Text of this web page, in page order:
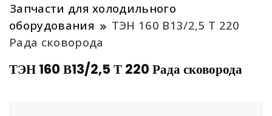
Запчасти для холодильного
оборудования
ТЭН 160 В13/2,5 Т 220
Рада сковорода
ТЭН 160 В13/2,5 Т 220 Рада сковорода